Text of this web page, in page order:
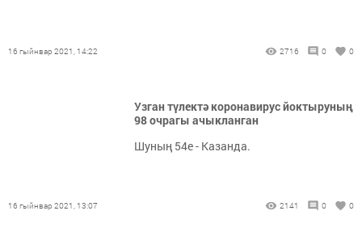
16 гыйнвар 2021, 14:22 2716 0 0
Узган түлектә коронавирус йоктыруның
98 очрагы ачыкланган
Шуның 54е - Казанда.
16 гыйнвар 2021, 13:07 2141 0 0